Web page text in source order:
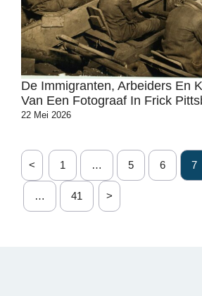
De Immigranten, Arbeiders En
Van Een Fotograaf In Frick
22 Mei 2026
< 1 … 5 6 7
… 41 >